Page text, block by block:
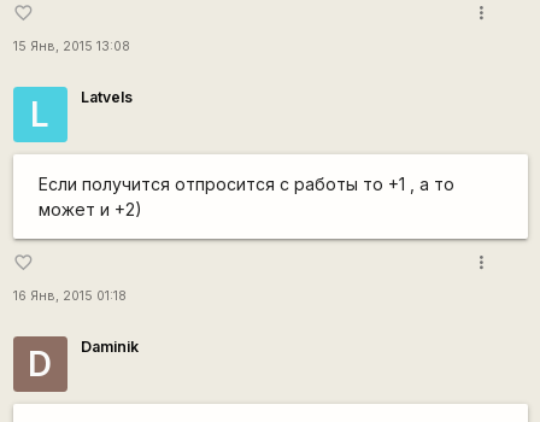
favorite_border
15 Янв, 2015 13:08
more_vert
L Latvels
Если получится отпросится с работы то +1 , а то
может и +2)
favorite_border
16 Янв, 2015 01:18
more_vert
D Daminik